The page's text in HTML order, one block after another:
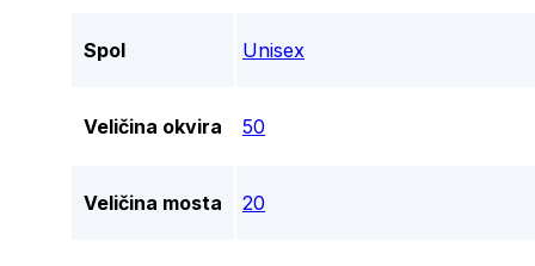
Spol Unisex
Veličina okvira 50
Veličina mosta 20